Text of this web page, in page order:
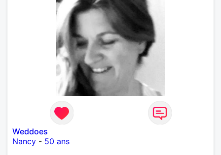
Weddoes
Nancy - 50 ans